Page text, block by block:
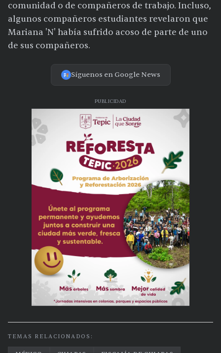
comunidad o de compañeros de trabajo. Incluso,
algunos compañeros estudiantes revelaron que
Mariana 'N' había sufrido acoso de parte de uno
de sus compañeros.
Síguenos en Google News
PUBLICIDAD
TEMAS RELACIONADOS: